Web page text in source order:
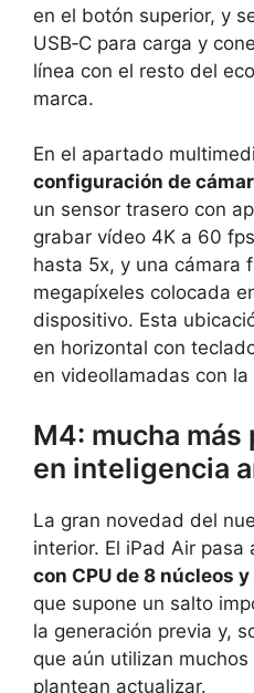
en el botón superior, y
USB‑C para carga y
línea con el resto del
marca.
En el apartado
configuración de
un sensor trasero con
grabar vídeo 4K a 60
hasta 5x, y una cámara
megapíxeles colocada
dispositivo. Esta
en horizontal con
en videollamadas con
M4: mucha
en inteligencia
La gran novedad del
interior. El iPad Air pasa
con CPU de 8 núcleos
que supone un salto
la generación previa y,
que aún utilizan
plantean actualizar.